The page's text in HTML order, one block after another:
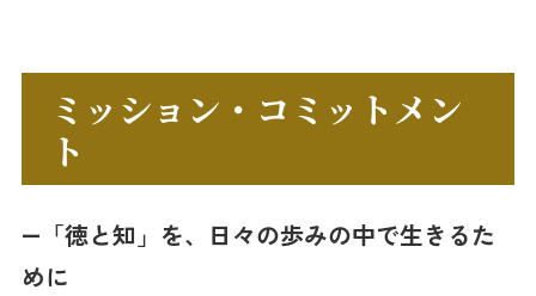
ミッション・コミットメン
ト
―「徳と知」を、日々の歩みの中で生きるた
めに